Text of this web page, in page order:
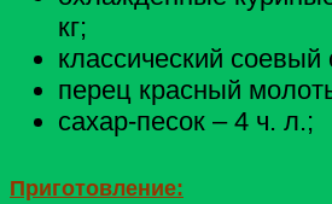
кг;
классический
перец красный
сахар-песок – 4 ч. л.;
Приготовление: